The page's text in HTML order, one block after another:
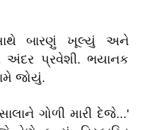
બારણું ખૂલ્યું અને
અંદર પ્રવેશી. ભયાનક
જોયું.
ગોળી મારી દેજે...'